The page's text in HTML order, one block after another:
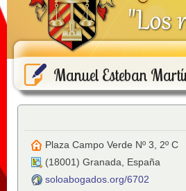
Manuel Esteban
Plaza Campo Verde Nº 3, 2º C
(18001) Granada
España
soloabogados.org/6702